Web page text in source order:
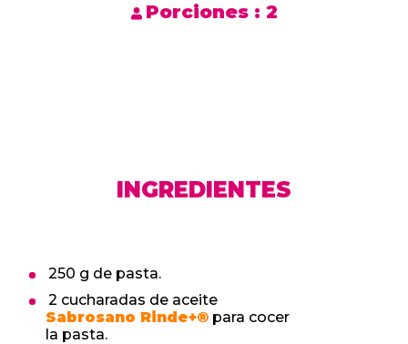
Porciones : 2
INGREDIENTES
250 g de pasta.
2 cucharadas de aceite
Sabrosano Rinde+® para cocer
la pasta.